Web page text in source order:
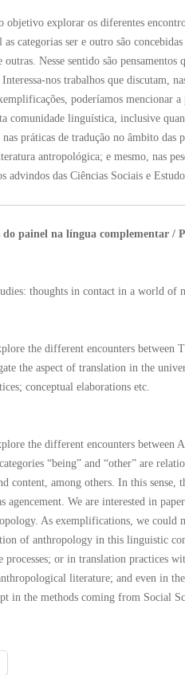
objetivo explorar os diferentes
ser e outro são
outras. Nesse sentido são
nos trabalhos que discutam,
poderíamos mencionar a
comunidade linguística, inclusive
nas práticas de tradução no âmbito
antropológica; e mesmo, nas
advindos das Ciências Sociais e
do painel na língua complementar /
thoughts in contact in a world of
the different encounters
the aspect of translation in the
conceptual elaborations etc.
the different encounters between
“being” and “other” are
content, among others. In this
agencement. We are interested in
As exemplifications, we could
of anthropology in this linguistic
processes; or in translation practices
literature; and even in
in the methods coming from Social